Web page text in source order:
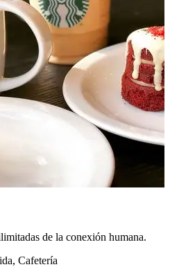
de la conexión humana.
Cafetería